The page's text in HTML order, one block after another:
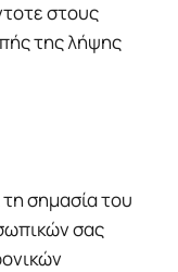
στους
της λήψης
σημασία του
σας